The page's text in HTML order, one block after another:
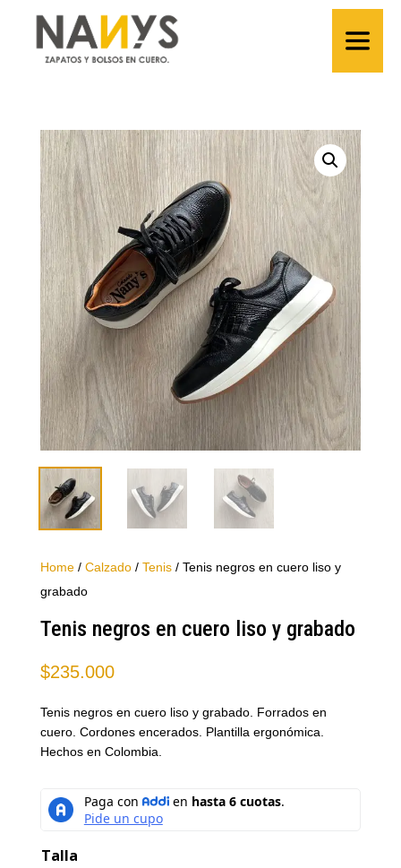
Home/ Calzado/ Tenis/ Tenis negros en cuero liso y
grabado
Tenis negros en cuero liso y grabado
$235.000
Tenis negros en cuero liso y grabado. Forrados en
cuero. Cordones encerados. Plantilla ergonómica.
Hechos en Colombia.
Talla